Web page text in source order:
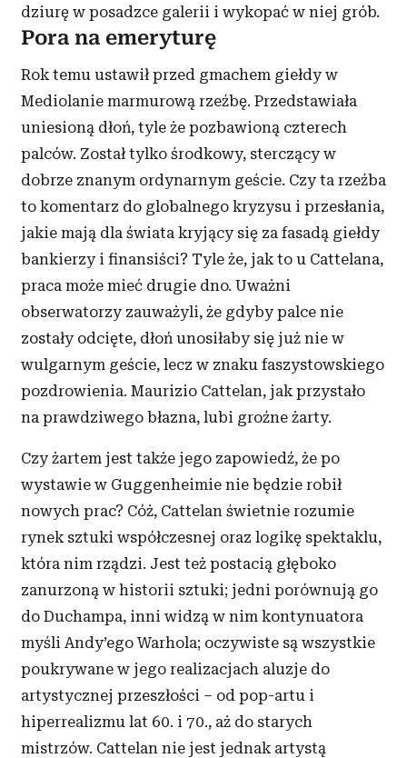
dziurę w posadzce galerii i wykopać w niej grób.
Pora na emeryturę
Rok temu ustawił przed gmachem giełdy w
Mediolanie marmurową rzeźbę. Przedstawiała
uniesioną dłoń, tyle że pozbawioną czterech
palców. Został tylko środkowy, sterczący w
dobrze znanym ordynarnym geście. Czy ta rzeźba
to komentarz do globalnego kryzysu i przesłania,
jakie mają dla świata kryjący się za fasadą giełdy
bankierzy i finansiści? Tyle że, jak to u Cattelana,
praca może mieć drugie dno. Uważni
obserwatorzy zauważyli, że gdyby palce nie
zostały odcięte, dłoń unosiłaby się już nie w
wulgarnym geście, lecz w znaku faszystowskiego
pozdrowienia. Maurizio Cattelan, jak przystało
na prawdziwego błazna, lubi groźne żarty.
Czy żartem jest także jego zapowiedź, że po
wystawie w Guggenheimie nie będzie robił
nowych prac? Cóż, Cattelan świetnie rozumie
rynek sztuki współczesnej oraz logikę spektaklu,
która nim rządzi. Jest też postacią głęboko
zanurzoną w historii sztuki; jedni porównują go
do Duchampa, inni widzą w nim kontynuatora
myśli Andy’ego Warhola; oczywiste są wszystkie
poukrywane w jego realizacjach aluzje do
artystycznej przeszłości – od pop-artu i
hiperrealizmu lat 60. i 70., aż do starych
mistrzów. Cattelan nie jest jednak artystą